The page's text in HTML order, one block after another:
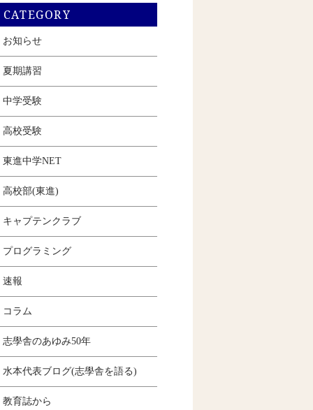
CATEGORY
お知らせ
夏期講習
中学受験
高校受験
東進中学NET
高校部(東進)
キャプテンクラブ
プログラミング
速報
コラム
志學舎のあゆみ50年
水本代表ブログ(志學舎を語る)
教育誌から